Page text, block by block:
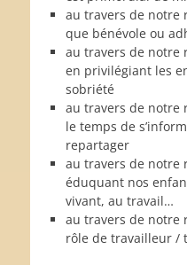
au travers de notre
que bénévole ou
au travers de notre
en privilégiant les
sobriété
au travers de notre
le temps de
repartager
au travers de notre
éduquant nos
vivant, au travail…
au travers de notre
rôle de travailleur /